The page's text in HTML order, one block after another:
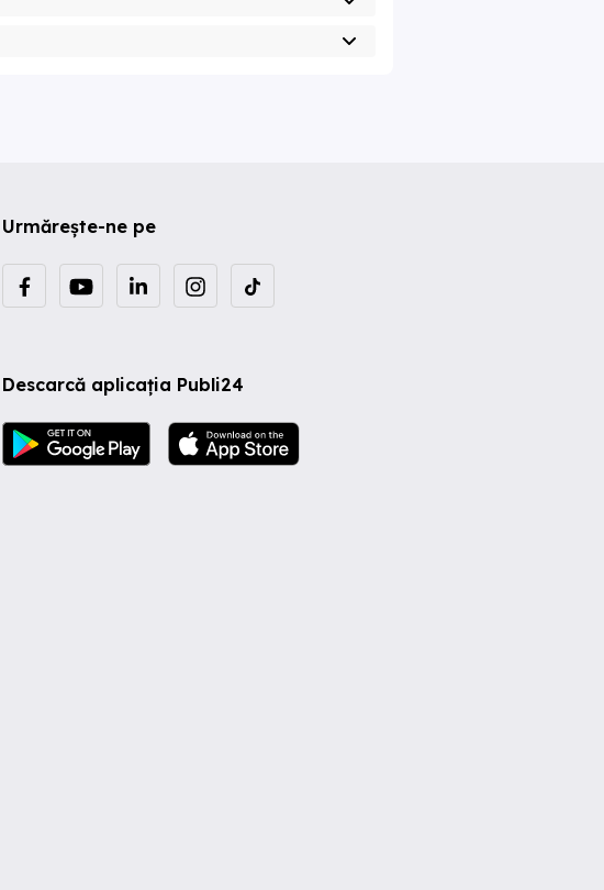
Urmărește-ne pe
Descarcă aplicația Publi24